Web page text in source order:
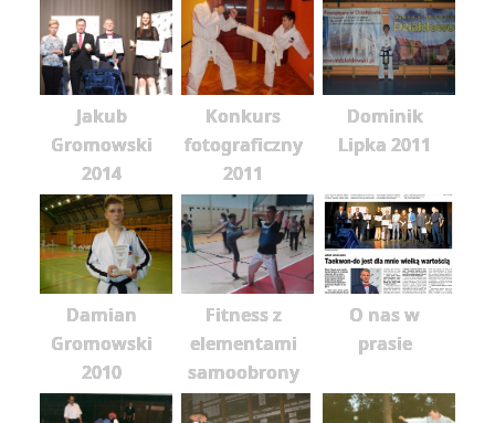
Jakub
Gromowski
2014
Konkurs
fotograficzny
2011
Dominik
Lipka 2011
Damian
Gromowski
2010
Fitness z
elementami
samoobrony
O nas w
prasie